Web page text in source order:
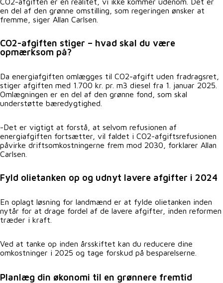
en del af den grønne omstilling, som regeringen ønsker at
fremme, siger Allan Carlsen.
CO2-afgiften stiger – hvad skal du være
opmærksom på?
Da energiafgiften omlægges til CO2-afgift uden fradragsret,
stiger afgiften med 1.700 kr. pr. m3 diesel fra 1. januar 2025.
Omlægningen er en del af den grønne fond, som skal
understøtte bæredygtighed.
-Det er vigtigt at forstå, at selvom refusionen af
energiafgiften fortsætter, vil faldet i CO2-afgiftsrefusionen
påvirke driftsomkostningerne frem mod 2030, forklarer Allan
Carlsen.
Fyld olietanken op og udnyt lavere afgifter i 2024
En oplagt løsning for landmænd er at fylde olietanken inden
nytår for at drage fordel af de lavere afgifter, inden reformen
træder i kraft.
Ved at tanke op inden årsskiftet kan du reducere dine
omkostninger i 2025 og tage forskud på besparelserne.
Planlæg din økonomi til en grønnere fremtid